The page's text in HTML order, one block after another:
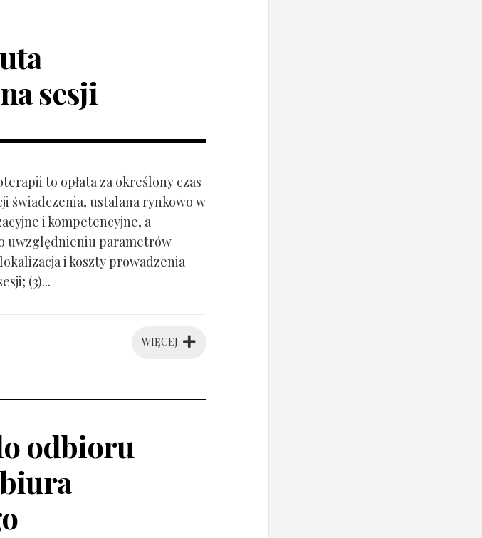
sesji
to opłata za określony czas
świadczenia, ustalana rynkowo w
i kompetencyjne, a
uwzględnieniu parametrów
i koszty prowadzenia
(3)...
WIĘCEJ
odbioru